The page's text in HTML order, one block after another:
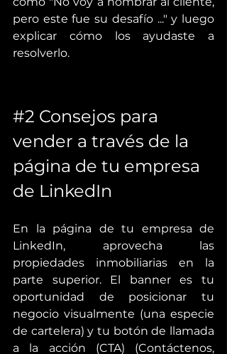
pero este fue su desafío ..." y luego
explicar cómo los ayudaste a
resolverlo.
#2 Consejos para
vender a través de la
página de tu empresa
de LinkedIn
En la página de tu empresa de
LinkedIn, aprovecha las
propiedades inmobiliarias en la
parte superior. El banner es tu
oportunidad de posicionar tu
negocio visualmente (una especie
de cartelera) y tu botón de llamada
a la acción (CTA) (Contáctenos,